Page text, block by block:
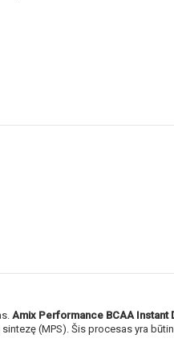
Amix Performance BCAA Instant
(MPS). Šis procesas yra
nuolaidos kodą